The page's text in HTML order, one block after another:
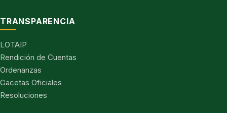
TRANSPARENCIA
LOTAIP
Rendición de Cuentas
Ordenanzas
Gacetas Oficiales
Resoluciones